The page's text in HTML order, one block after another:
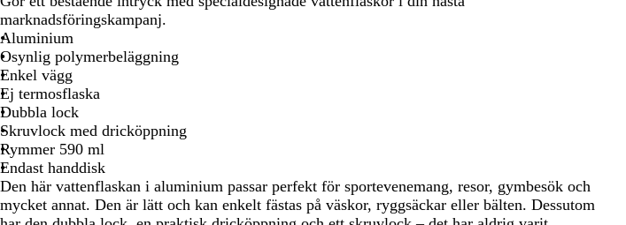
att
marknadsföringskampanj.
Aluminium
Osynlig polymerbeläggning
Enkel vägg
Ej termosflaska
Dubbla lock
Skruvlock med dricköppning
Rymmer 590 ml
Endast handdisk
Den här vattenflaskan i aluminium passar perfekt för sportevenemang, resor, gymbesök och
mycket annat. Den är lätt och kan enkelt fästas på väskor, ryggsäckar eller bälten. Dessutom